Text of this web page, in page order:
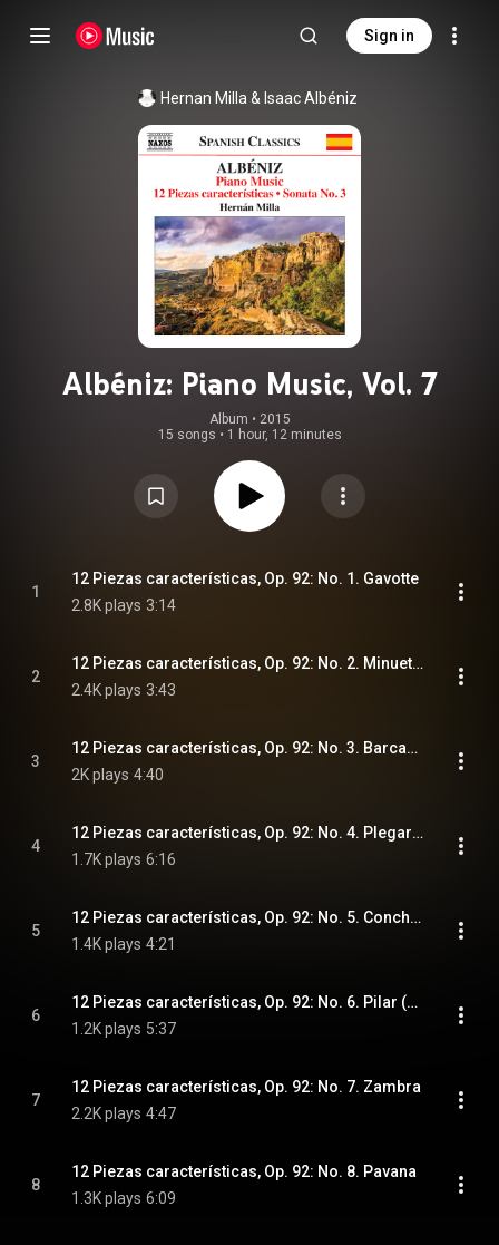
Sign in
Hernan Milla & Isaac Albéniz
Albéniz: Piano Music, Vol. 7
Album • 2015
15 songs • 1 hour, 12 minutes
1
12 Piezas características, Op. 92: No. 1. Gavotte
2.8K plays 3:14
2
12 Piezas características, Op. 92: No. 2. Minuetto a Sylvia
2.4K plays 3:43
3
12 Piezas características, Op. 92: No. 3. Barcarola (Ciel sans nuages)
2K plays 4:40
4
12 Piezas características, Op. 92: No. 4. Plegaria
1.7K plays 6:16
5
12 Piezas características, Op. 92: No. 5. Conchita (Polka)
1.4K plays 4:21
6
12 Piezas características, Op. 92: No. 6. Pilar (Vals)
1.2K plays 5:37
7
12 Piezas características, Op. 92: No. 7. Zambra
2.2K plays 4:47
8
12 Piezas características, Op. 92: No. 8. Pavana
1.3K plays 6:09